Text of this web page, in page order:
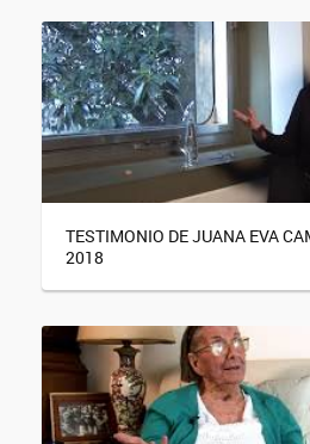
TESTIMONIO DE JUANA EVA
2018